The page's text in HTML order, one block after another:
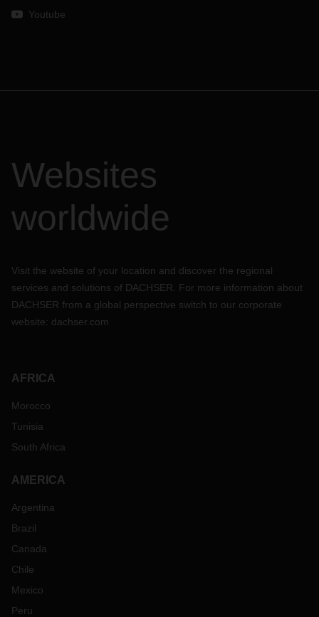
Youtube
Websites
worldwide
Visit the website of your location and discover the regional
services and solutions of DACHSER. For more information about
DACHSER from a global perspective switch to our corporate
website: dachser.com
AFRICA
Morocco
Tunisia
South Africa
AMERICA
Argentina
Brazil
Canada
Chile
Mexico
Peru